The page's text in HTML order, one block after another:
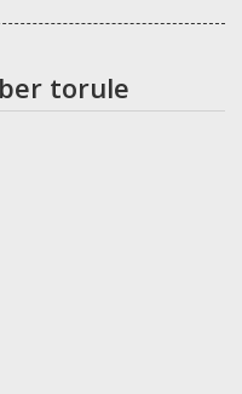
torule